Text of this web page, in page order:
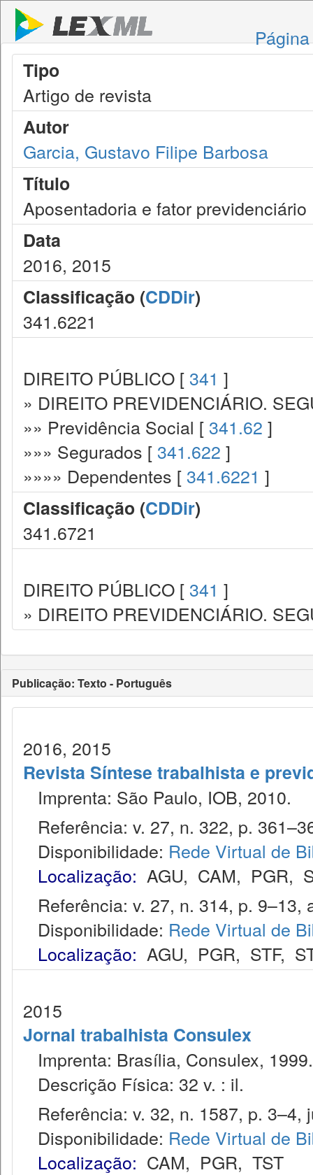
Tipo
Artigo de revista
Autor
Garcia, Gustavo Filipe Barbosa
Título
Aposentadoria e fator previdenciário
Data
2016, 2015
Classificação (CDDir)
341.6221
DIREITO PÚBLICO [ 341 ]
» DIREITO PREVIDENCIÁRIO.
»» Previdência Social [ 341.62 ]
»»» Segurados [ 341.622 ]
»»»» Dependentes [ 341.6221 ]
Classificação (CDDir)
341.6721
DIREITO PÚBLICO [ 341 ]
» DIREITO PREVIDENCIÁRIO.
Publicação: Texto - Português
2016, 2015
Revista Síntese trabalhista e
Imprenta: São Paulo, IOB, 2010.
Referência: v. 27, n. 322, p.
Disponibilidade: Rede Virtual de
Localização: AGU, CAM, PGR,
Referência: v. 27, n. 314, p. 9–13,
Disponibilidade: Rede Virtual de
Localização: AGU, PGR, STF,
2015
Jornal trabalhista Consulex
Imprenta: Brasília, Consulex, 1999.
Descrição Física: 32 v. : il.
Referência: v. 32, n. 1587, p. 3–4,
Disponibilidade: Rede Virtual de
Localização: CAM, PGR, TST